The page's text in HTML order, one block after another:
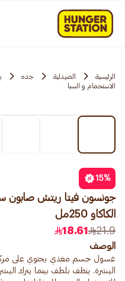
الرئيسية الصيدلية جده
الاستحمام و السبا
15%
جونسون فيتا ريتش صابون
الكاكاو 250مل
21.9
18.61
الوصف
البشرة. ينظف بلطف بينما يترك